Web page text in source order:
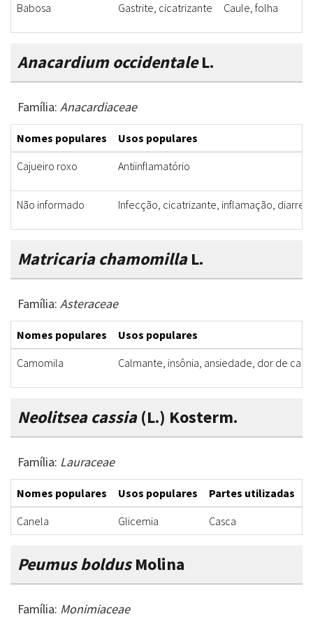
Babosa
Gastrite, cicatrizante Caule, folha
Anacardium occidentaleL.
Família: Anacardiaceae
Nomes populares
Usos populares
Cajueiro roxo
Antiinflamatório
Não informado Infecção, cicatrizante, inflamação, diarreia
Matricaria chamomillaL.
Família: Asteraceae
Nomes populares
Usos populares
Camomila
Calmante, insônia, ansiedade, dor de
Neolitsea cassia(L.) Kosterm.
Família: Lauraceae
Nomes populares Usos populares Partes utilizadas
Canela
Glicemia Casca
Peumus boldusMolina
Família: Monimiaceae